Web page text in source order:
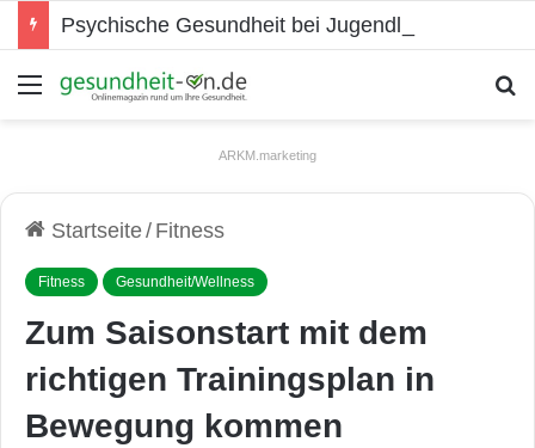
Psychische Gesundheit bei Jugendlichen
Menü
ARKM.marketing
Startseite/ Fitness
Fitness Gesundheit/Wellness
Zum Saisonstart mit dem
richtigen Trainingsplan in
Bewegung kommen